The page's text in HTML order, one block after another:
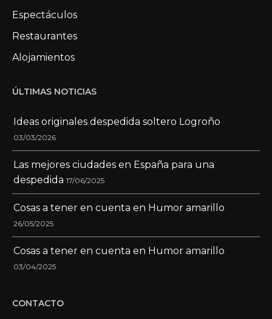
Espectáculos
Restaurantes
Alojamientos
ÚLTIMAS NOTICIAS
Ideas originales despedida soltero Logroño
03/03/2026
Las mejores ciudades en España para una
despedida 17/06/2025
Cosas a tener en cuenta en Humor amarillo
26/05/2025
Cosas a tener en cuenta en Humor amarillo
03/04/2025
CONTACTO